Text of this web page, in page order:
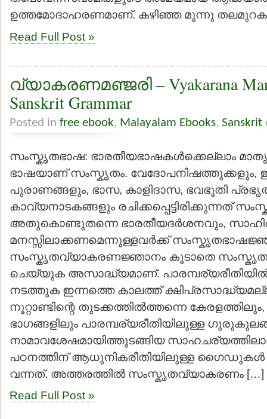
ഉത്തമോദാഹരണമാണ്. കഴിഞ്ഞ മൂന്നു
Read Full Post »
വ്യാകരണമഞ്ജരി – Vyakarana
Sanskrit Grammar
Posted in free ebook, Malayalam Ebooks, Sanskrit
സംസ്കൃതഭാഷ: ഭാരതീയഭാഷകള്‍ക്കെല്ലാം
ഭാഷയാണ് സംസ്കൃതം. വേദോപനിഷത്തുക്കളും,
പുരാണങ്ങളും, ഭാസ, കാളിദാസ, ഭവഭൂതി
കാവ്യനാടകങ്ങളും രചിക്കപ്പെട്ടിരിക്കുന്നത്
അതുകൊണ്ടുതന്നെ ഭാരതീയദര്‍ശനവും,
മനസ്സിലാക്കണമെന്നുള്ളവര്‍ക്ക്
സംസ്കൃതവ്യാകരണജ്ഞാനം കൂടാതെ
ചെയ്യുക അസാദ്ധ്യമാണ്.
നടത്തുക ഇന്നത്തെ കാലത്ത്
നൂറ്റാണ്ടിന്റെ തുടക്കത്തില്‍ത്തന്നെ കേരളത്തിലും,
ഭാഗങ്ങളിലും പാരമ്പര്യരീതിയിലുള്ള
നാമാവശേഷമായിത്തുടങ്ങിയ
പഠനത്തിന് ആധുനികരീതിയിലുള്ള
വന്നത്. അത്തരത്തില്‍ സംസ്കൃതവ്യാകരണം […]
Read Full Post »